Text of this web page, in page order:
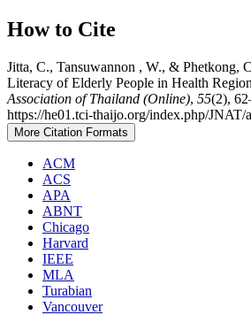
How to Cite
Jitta, C., Tansuwannon , W., & Phetkong,
Literacy of Elderly People in Health
Association of Thailand (Online), 55(2),
https://he01.tci-thaijo.org/index.php/
More Citation Formats
ACM
ACS
APA
ABNT
Chicago
Harvard
IEEE
MLA
Turabian
Vancouver